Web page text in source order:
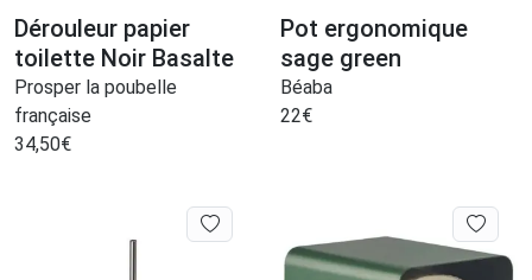
Dérouleur papier
toilette Noir Basalte
Prosper la poubelle
française
34,50€
Pot ergonomique
sage green
Béaba
22€